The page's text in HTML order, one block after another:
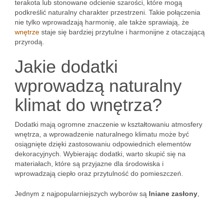
terakota lub stonowane odcienie szarości, które mogą
podkreślić naturalny charakter przestrzeni. Takie połączenia
nie tylko wprowadzają harmonię, ale także sprawiają, że
wnętrze staje się bardziej przytulne i harmonijne z otaczającą
przyrodą.
Jakie dodatki
wprowadzą naturalny
klimat do wnętrza?
Dodatki mają ogromne znaczenie w kształtowaniu atmosfery
wnętrza, a wprowadzenie naturalnego klimatu może być
osiągnięte dzięki zastosowaniu odpowiednich elementów
dekoracyjnych. Wybierając dodatki, warto skupić się na
materiałach, które są przyjazne dla środowiska i
wprowadzają ciepło oraz przytulność do pomieszczeń.
Jednym z najpopularniejszych wyborów są lniane zasłony